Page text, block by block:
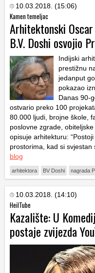
10.03.2018. (15:06)
Kamen temeljac
Arhitektonski
B.V. Doshi osvojio
Indijski
prestižnu
jedanput
pokazao
Danas 90-
ostvario preko 100
80.000 ljudi, brojne škole,
poslovne zgrade,
opisuje arhitekturu:
prostorima, kad si svjestan
blog
arhitektora BV Doshi nagrada
10.03.2018. (14:10)
HeilTube
Kazalište: U
postaje zvijezda